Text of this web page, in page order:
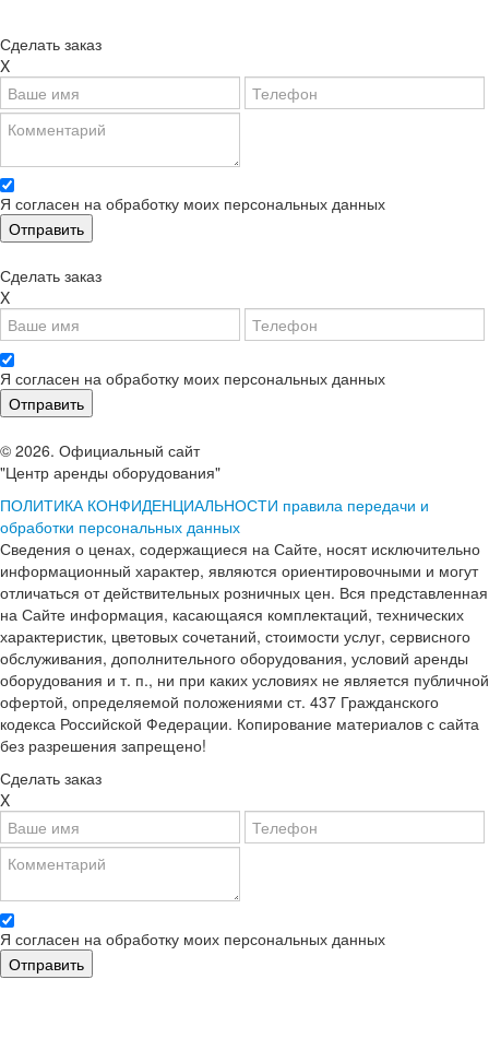
Сделать заказ
X
Я согласен на обработку моих персональных данных
Сделать заказ
X
Я согласен на обработку моих персональных данных
© 2026. Официальный сайт
"Центр аренды оборудования"
ПОЛИТИКА КОНФИДЕНЦИАЛЬНОСТИ правила передачи и
обработки персональных данных
Сведения о ценах, содержащиеся на Сайте, носят исключительно
информационный характер, являются ориентировочными и могут
отличаться от действительных розничных цен. Вся представленная
на Сайте информация, касающаяся комплектаций, технических
характеристик, цветовых сочетаний, стоимости услуг, сервисного
обслуживания, дополнительного оборудования, условий аренды
оборудования и т. п., ни при каких условиях не является публичной
офертой, определяемой положениями ст. 437 Гражданского
кодекса Российской Федерации. Копирование материалов с сайта
без разрешения запрещено!
Сделать заказ
X
Я согласен на обработку моих персональных данных